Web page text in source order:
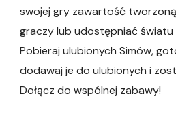
swojej gry zawartość
graczy lub udostępniać światu
Pobieraj ulubionych Simów,
dodawaj je do ulubionych i
Dołącz do wspólnej zabawy!